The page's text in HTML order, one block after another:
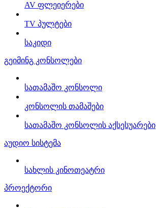
AV ფლეიერები
TV პულტები
საკიდი
გეიმინგ კონსოლები
სათამაშო კონსოლი
კონსოლის თამაშები
სათამაშო კონსოლის აქსესუარები
აუდიო სისტემა
სახლის კინოთეატრი
პროექტორი